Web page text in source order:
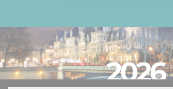
2026